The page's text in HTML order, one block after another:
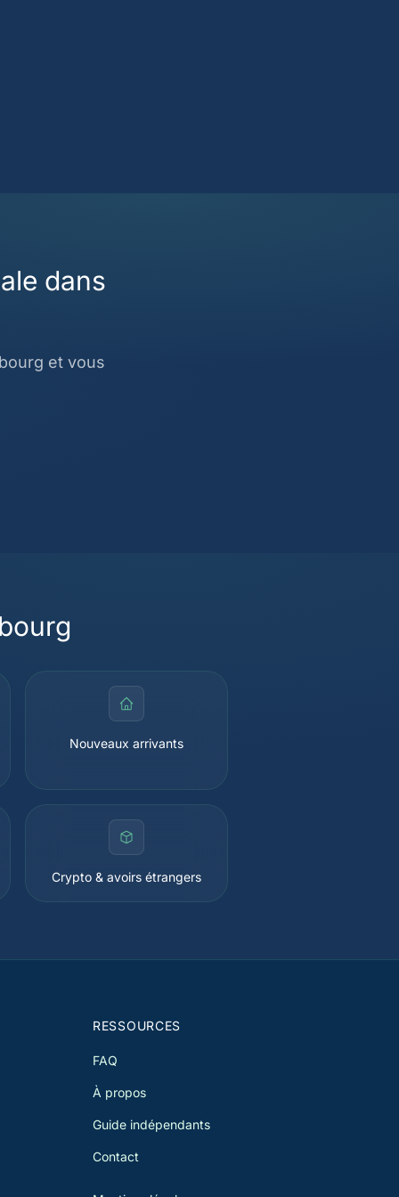
dans
et vous
Nouveaux arrivants
Crypto & avoirs étrangers
RESSOURCES
FAQ
À propos
Guide indépendants
Contact